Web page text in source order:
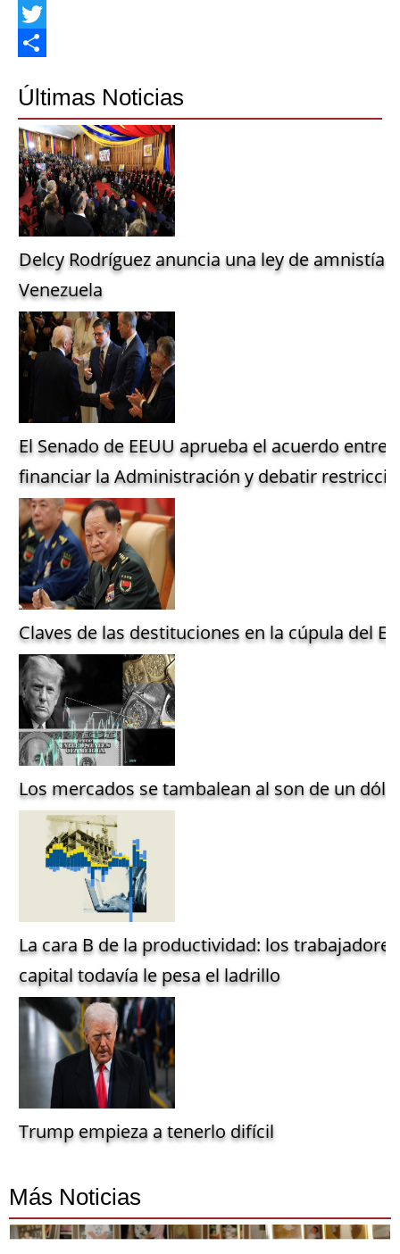
Facebook
Twitter
Últimas Noticias
Delcy Rodríguez anuncia una ley de amnistía
Venezuela
El Senado de EEUU aprueba el acuerdo entre
financiar la Administración y debatir
Claves de las destituciones en la cúpula del
Los mercados se tambalean al son de un
La cara B de la productividad: los
capital todavía le pesa el ladrillo
Trump empieza a tenerlo difícil
Más Noticias